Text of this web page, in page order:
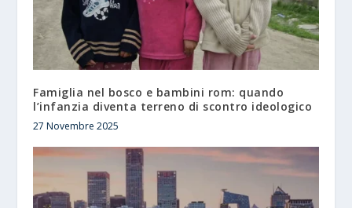
Famiglia nel bosco e bambini rom: quando
l’infanzia diventa terreno di scontro ideologico
27 Novembre 2025